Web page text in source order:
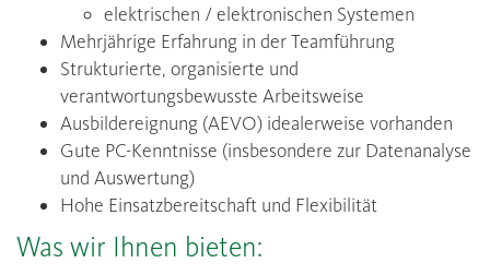
elektrischen / elektronischen Systemen
Mehrjährige Erfahrung in der Teamführung
Strukturierte, organisierte und
verantwortungsbewusste Arbeitsweise
Ausbildereignung (AEVO) idealerweise vorhanden
Gute PC-Kenntnisse (insbesondere zur Datenanalyse
und Auswertung)
Hohe Einsatzbereitschaft und Flexibilität
Was wir Ihnen bieten: